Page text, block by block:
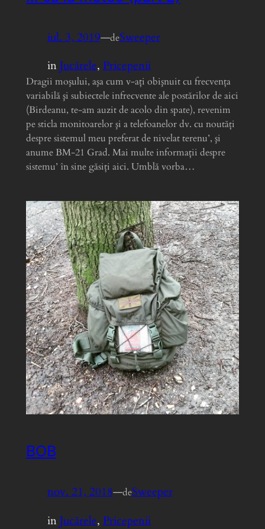
iul. 3, 2019—deSweeper
inJucărele, Pricepenii
Dragii moşului, aşa cum v-aţi obişnuit cu frecvenţa
variabilă şi subiectele infrecvente ale postărilor de aici
(Birdeanu, te-am auzit de acolo din spate), revenim
pe sticla monitoarelor şi a telefoanelor dv. cu noutăţi
despre sistemul meu preferat de nivelat terenu’, şi
anume BM-21 Grad. Mai multe informaţii despre
sistemu’ în sine găsiţi aici. Umblă vorba…
BOB
nov. 21, 2018—deSweeper
inJucărele, Pricepenii